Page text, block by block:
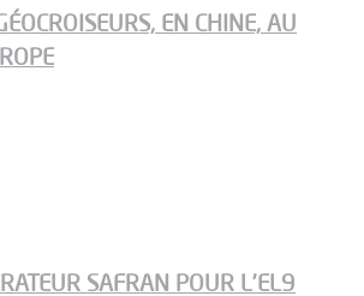
EN CHINE, AU
SAFRAN POUR L’EL9